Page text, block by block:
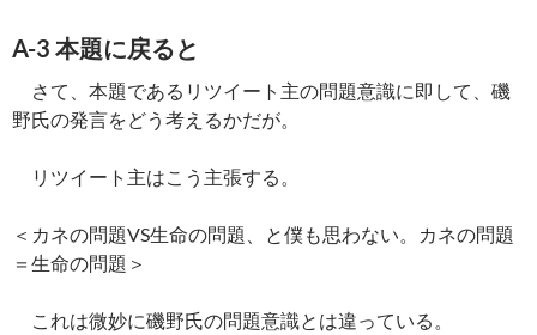
A-3 本題に戻ると
さて、本題であるリツイート主の問題意識に即して、磯
野氏の発言をどう考えるかだが。
リツイート主はこう主張する。
＜カネの問題VS生命の問題、と僕も思わない。カネの問題
＝生命の問題＞
これは微妙に磯野氏の問題意識とは違っている。